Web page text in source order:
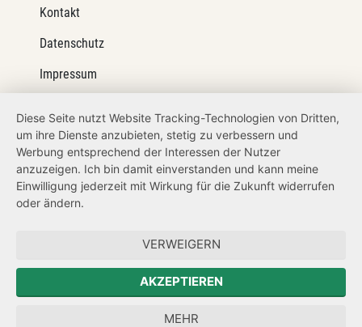
Kontakt
Datenschutz
Impressum
Netiquette
Transparenzanspruch
Hinweisgeberschutz
Forum Mitteleuropa
Der Sächsische Integrationsbeauftragte
Sächsische Landesbeauftragte zur Aufarbeitung der SED-
Diese Seite nutzt Website Tracking-Technologien von Dritten,
um ihre Dienste anzubieten, stetig zu verbessern und
Werbung entsprechend der Interessen der Nutzer
anzuzeigen. Ich bin damit einverstanden und kann meine
Einwilligung jederzeit mit Wirkung für die Zukunft widerrufen
oder ändern.
VERWEIGERN
AKZEPTIEREN
MEHR